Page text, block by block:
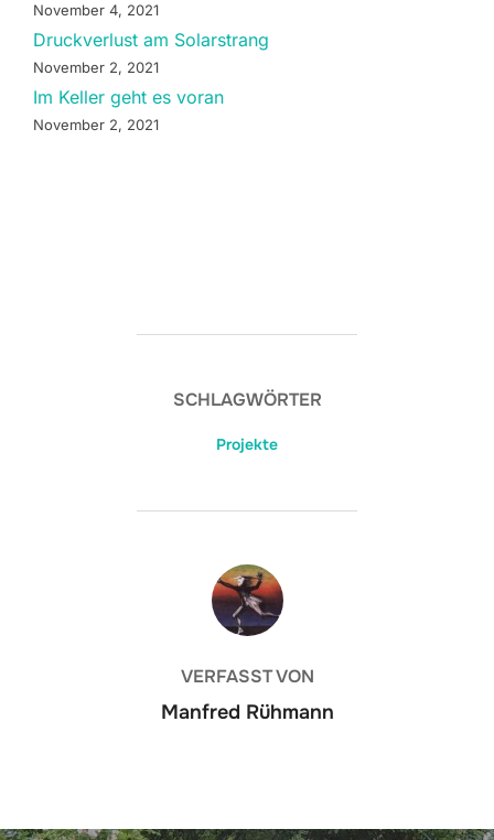
November 4, 2021
Druckverlust am Solarstrang
November 2, 2021
Im Keller geht es voran
November 2, 2021
SCHLAGWÖRTER
Projekte
BEITRAGSAUTOR
VERFASST VON
Manfred Rühmann